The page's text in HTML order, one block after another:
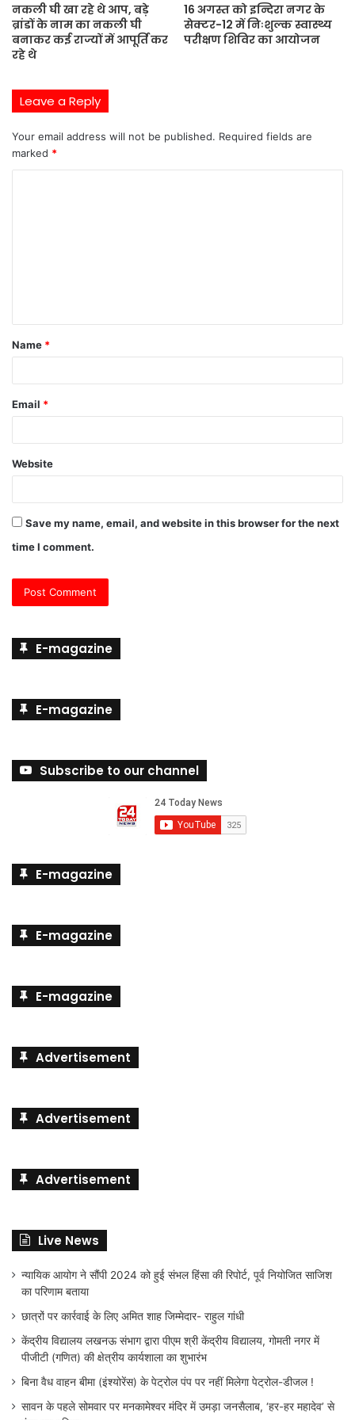
नकली घी खा रहे थे आप, बड़े
ब्रांडों के नाम का नकली घी
बनाकर कई राज्यों में आपूर्ति कर
रहे थे
16 अगस्त को इन्दिरा नगर के
सेक्टर-12 में निःशुल्क स्वास्थ्य
परीक्षण शिविर का आयोजन
Leave a Reply
Your email address will not be published. Required fields are
marked *
t
*
Name *
Email *
Website
Save my name, email, and website in this browser for the next
time I comment.
E-magazine
E-magazine
Subscribe to our channel
E-magazine
E-magazine
E-magazine
Advertisement
Advertisement
Advertisement
Live News
न्यायिक आयोग ने सौंपी 2024 को हुई संभल हिंसा की रिपोर्ट, पूर्व नियोजित साजिश
का परिणाम बताया
छात्रों पर कार्रवाई के लिए अमित शाह जिम्मेदार- राहुल गांधी
केंद्रीय विद्यालय लखनऊ संभाग द्वारा पीएम श्री केंद्रीय विद्यालय, गोमती नगर में
पीजीटी (गणित) की क्षेत्रीय कार्यशाला का शुभारंभ
बिना वैध वाहन बीमा (इंश्योरेंस) के पेट्रोल पंप पर नहीं मिलेगा पेट्रोल-डीजल !
सावन के पहले सोमवार पर मनकामेश्वर मंदिर में उमड़ा जनसैलाब, ‘हर-हर महादेव’ से